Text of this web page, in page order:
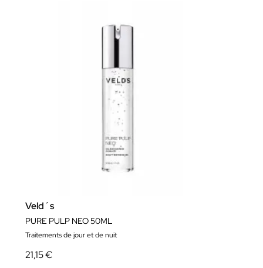
Veld´s
PURE PULP NEO 50ML
Traitements de jour et de nuit
21,15 €